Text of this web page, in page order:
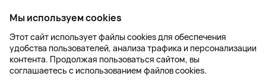
2023-2026 © DoBuy. Все права защищены
Правила обработки персональных данных
Пользовательское соглашение
Оферта
Создание сайта – NetLab
Мы используем cookies
Этот сайт использует файлы cookies для обеспечения
удобства пользователей, анализа трафика и персонализации
контента. Продолжая пользоваться сайтом, вы
соглашаетесь с использованием файлов cookies.